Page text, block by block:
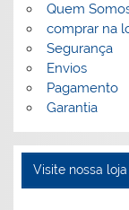
Quem
comprar na
Segurança
Envios
Pagamento
Garantia
Visite nossa loja